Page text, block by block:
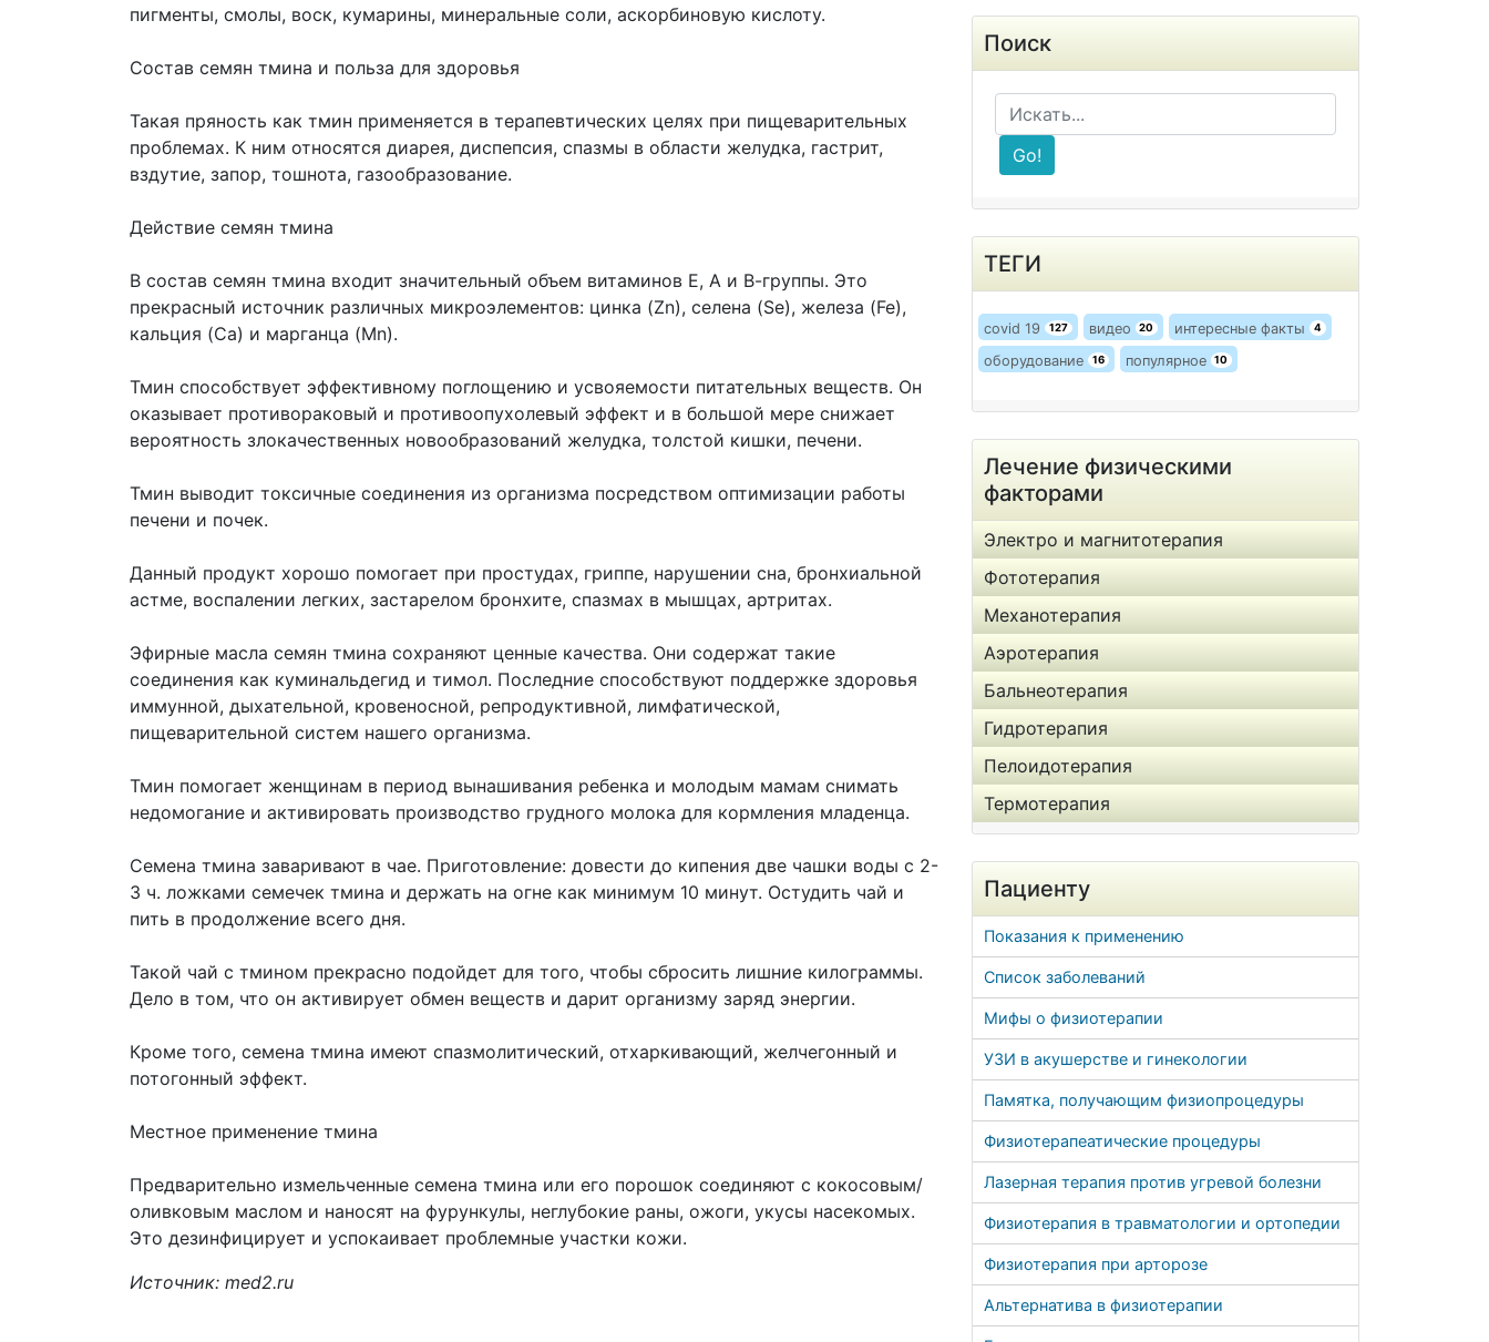
пигменты, смолы, воск, кумарины, минеральные соли, аскорбиновую кислоту.
Состав семян тмина и польза для здоровья
Такая пряность как тмин применяется в терапевтических целях при пищеварительных
проблемах. К ним относятся диарея, диспепсия, спазмы в области желудка, гастрит,
вздутие, запор, тошнота, газообразование.
Действие семян тмина
В состав семян тмина входит значительный объем витаминов Е, А и В-группы. Это
прекрасный источник различных микроэлементов: цинка (Zn), селена (Se), железа (Fe),
кальция (Ca) и марганца (Mn).
Тмин способствует эффективному поглощению и усвояемости питательных веществ. Он
оказывает противораковый и противоопухолевый эффект и в большой мере снижает
вероятность злокачественных новообразований желудка, толстой кишки, печени.
Тмин выводит токсичные соединения из организма посредством оптимизации работы
печени и почек.
Данный продукт хорошо помогает при простудах, гриппе, нарушении сна, бронхиальной
астме, воспалении легких, застарелом бронхите, спазмах в мышцах, артритах.
Эфирные масла семян тмина сохраняют ценные качества. Они содержат такие
соединения как куминальдегид и тимол. Последние способствуют поддержке здоровья
иммунной, дыхательной, кровеносной, репродуктивной, лимфатической,
пищеварительной систем нашего организма.
Тмин помогает женщинам в период вынашивания ребенка и молодым мамам снимать
недомогание и активировать производство грудного молока для кормления младенца.
Семена тмина заваривают в чае. Приготовление: довести до кипения две чашки воды с 2-
3 ч. ложками семечек тмина и держать на огне как минимум 10 минут. Остудить чай и
пить в продолжение всего дня.
Такой чай с тмином прекрасно подойдет для того, чтобы сбросить лишние килограммы.
Дело в том, что он активирует обмен веществ и дарит организму заряд энергии.
Кроме того, семена тмина имеют спазмолитический, отхаркивающий, желчегонный и
потогонный эффект.
Местное применение тмина
Предварительно измельченные семена тмина или его порошок соединяют с кокосовым/
оливковым маслом и наносят на фурункулы, неглубокие раны, ожоги, укусы насекомых.
Это дезинфицирует и успокаивает проблемные участки кожи.
Источник: med2.ru
Поиск
Go!
ТЕГИ
covid 19 127 видео 20 интересные факты 4
оборудование 16 популярное 10
Лечение физическими
факторами
Электро и магнитотерапия
Фототерапия
Механотерапия
Аэротерапия
Бальнеотерапия
Гидротерапия
Пелоидотерапия
Термотерапия
Пациенту
Показания к применению
Список заболеваний
Мифы о физиотерапии
УЗИ в акушерстве и гинекологии
Памятка, получающим физиопроцедуры
Физиотерапеатические процедуры
Лазерная терапия против угревой болезни
Физиотерапия в травматологии и ортопедии
Физиотерапия при арторозе
Альтернатива в физиотерапии